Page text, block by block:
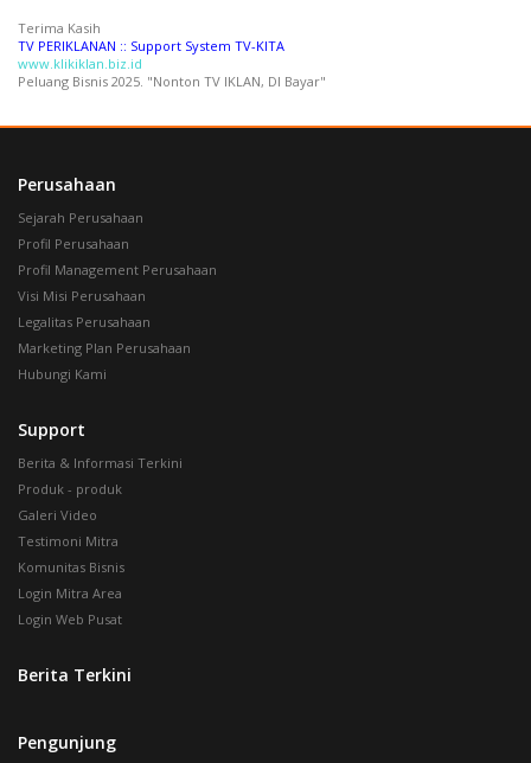
Terima Kasih
TV PERIKLANAN :: Support System TV-KITA
www.klikiklan.biz.id
Peluang Bisnis 2025. "Nonton TV IKLAN, DI Bayar"
Perusahaan
Sejarah Perusahaan
Profil Perusahaan
Profil Management Perusahaan
Visi Misi Perusahaan
Legalitas Perusahaan
Marketing Plan Perusahaan
Hubungi Kami
Support
Berita & Informasi Terkini
Produk - produk
Galeri Video
Testimoni Mitra
Komunitas Bisnis
Login Mitra Area
Login Web Pusat
Berita Terkini
Pengunjung